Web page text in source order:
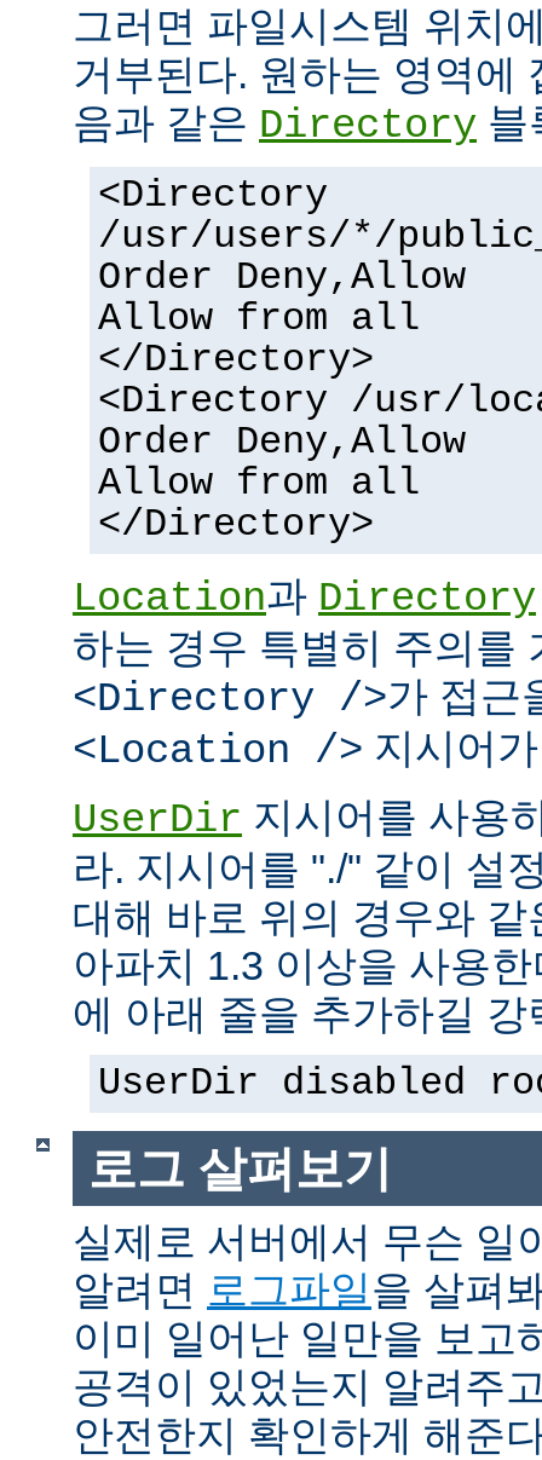
그러면 파일시스템 위치
거부된다. 원하는 영역에
음과 같은 Directory 블
<Directory
/usr/users/*/
Order Deny,Allow
Allow from all
</Directory>
<Directory /usr/
Order Deny,Allow
Allow from all
</Directory>
Location과 Directory
하는 경우 특별히 주의를
<Directory />가 접근
<Location /> 지시어
UserDir 지시어를 사용
라. 지시어를 "./" 같이 설
대해 바로 위의 경우와
아파치 1.3 이상을 사용
에 아래 줄을 추가하길 강
UserDir disabled
로그 살펴보기
실제로 서버에서 무슨 일
알려면 로그파일을 살펴
이미 일어난 일만을 보고
공격이 있었는지 알려주
안전한지 확인하게 해준